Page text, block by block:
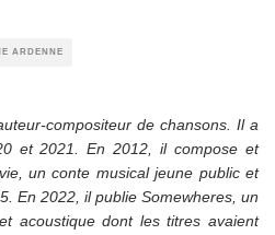
ARDENNE
compositeur de chansons. Il a
et 2021. En 2012, il compose et
un conte musical jeune public et
En 2022, il publie Somewheres, un
acoustique dont les titres avaient